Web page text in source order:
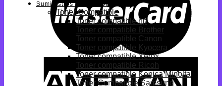
Suministros Compatibles
Toner Compatible
Toner compatible hp
Toner compatible Brother
Toner compatible Canon
Toner compatible Kyocera
Toner compatible Xerox
Toner compatible Ricoh
Toner compatible Konica Minolta
Toner Compatible Samsung